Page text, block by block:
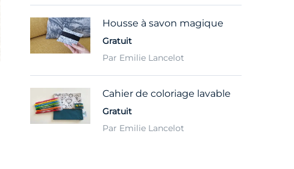
Housse à savon magique
Gratuit
Par Emilie Lancelot
Cahier de coloriage lavable
Gratuit
Par Emilie Lancelot